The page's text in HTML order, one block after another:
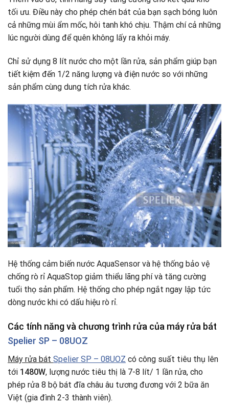
tối ưu. Điều này cho phép chén bát của bạn sạch bóng luôn
cả những mùi ẩm mốc, hôi tanh khó chịu. Thậm chí cả những
lúc người dùng để quên không lấy ra khỏi máy.
Chỉ sử dụng 8 lít nước cho một lần rửa, sản phẩm giúp bạn
tiết kiệm đến 1/2 năng lượng và điện nước so với những
sản phẩm cùng dung tích rửa khác.
Hệ thống cảm biến nước AquaSensor và hệ thống bảo vệ
chống rò rỉ AquaStop giảm thiểu lãng phí và tăng cường
tuổi thọ sản phẩm. Hệ thống cho phép ngắt ngay lập tức
dòng nước khi có dấu hiệu rò rỉ.
Các tính năng và chương trình rửa của máy rửa bát
Spelier SP – 08UOZ
Máy rửa bát Spelier SP – 08UOZ có công suất tiêu thụ lên
tới 1480W, lượng nước tiêu thị là 7-8 lít/ 1 lần rửa, cho
phép rửa 8 bộ bát đĩa châu âu tương đương với 2 bữa ăn
Việt (gia đình 2-3 thành viên).